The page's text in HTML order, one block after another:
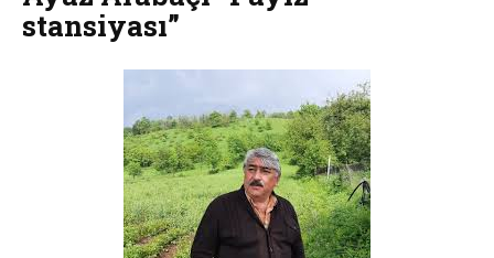
stansiyası”